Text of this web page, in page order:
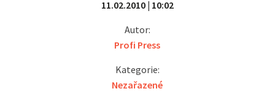
11.02.2010 | 10:02
Autor:
Profi Press
Kategorie:
Nezařazené